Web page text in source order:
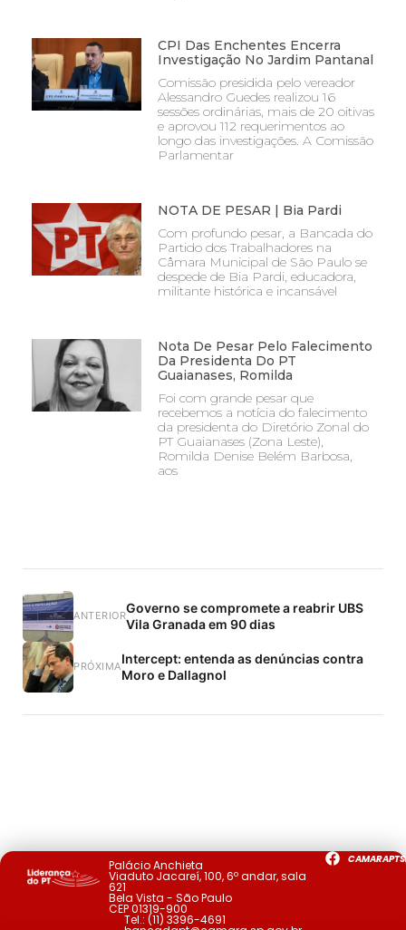
CPI Das Enchentes Encerra
Investigação No Jardim Pantanal
Comissão presidida pelo vereador
Alessandro Guedes realizou 16
sessões ordinárias, mais de 20 oitivas
e aprovou 112 requerimentos ao
longo das investigações. A Comissão
Parlamentar
NOTA DE PESAR | Bia Pardi
Com profundo pesar, a Bancada do
Partido dos Trabalhadores na
Câmara Municipal de São Paulo se
despede de Bia Pardi, educadora,
militante histórica e incansável
Nota De Pesar Pelo Falecimento
Da Presidenta Do PT
Guaianases, Romilda
Foi com grande pesar que
recebemos a notícia do falecimento
da presidenta do Diretório Zonal do
PT Guaianases (Zona Leste),
Romilda Denise Belém Barbosa,
aos
ANTERIORGoverno se compromete a reabrir UBS
Vila Granada em 90 dias
PRÓXIMAIntercept: entenda as denúncias contra
Moro e Dallagnol
Palácio Anchieta
Viaduto Jacareí, 100, 6º andar, sala
621
Bela Vista - São Paulo
CEP 01319-900
Tel.: (11) 3396-4691